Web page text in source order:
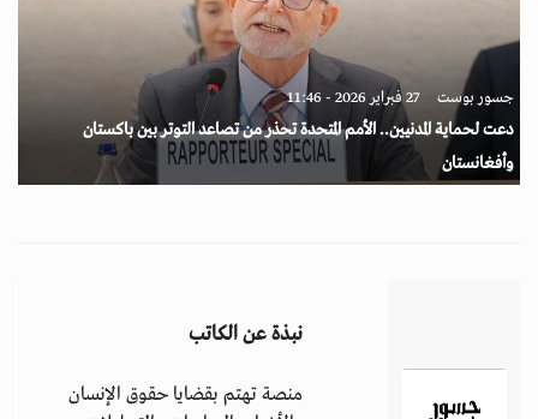
جسور بوست 27 فبراير 2026 - 11:46
دعت لحماية المدنيين.. الأمم المتحدة تحذر من تصاعد التوتر بين باكستان
وأفغانستان
نبذة عن الكاتب
منصة تهتم بقضايا حقوق الإنسان